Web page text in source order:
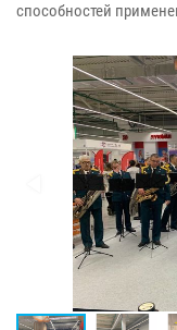
способностей